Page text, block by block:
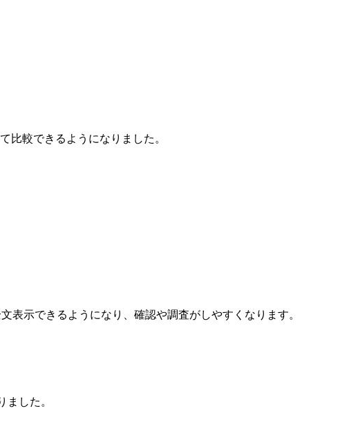
比較できるようになりました。
表示できるようになり、確認や調査がしやすくなります。
した。